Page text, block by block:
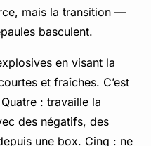
mais la transition —
basculent.
en visant la
et fraîches. C’est
: travaille la
des négatifs, des
une box. Cinq : ne